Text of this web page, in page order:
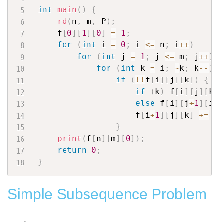
int main ( )
{
rd ( n , m , P ) ;
    f
[ 0] [ 1] [ 0] = 1 ;
for
( int i = 0 ; i <= n ; i++ )
for
( int j = 1 ; j <= m ; j++ )
for
( int k = i ; ~k; k-- )
if
( ! ! f [ i] [ j ] [ k] )
{
if
( k) f [ i] [ j ] [ k
else f [ i] [ j+1] [ i
                    f
[ i+1] [ j ] [ k] +=
}
print ( f [ n] [m] [ 0] ) ;
return
0 ;
}
Simple Subsequence Problem